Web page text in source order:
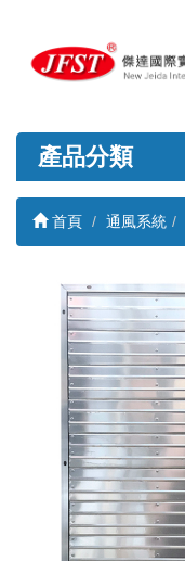
產品分類
首頁 通風系統